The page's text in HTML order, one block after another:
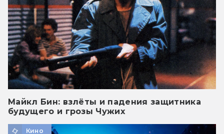
Майкл Бин: взлёты и падения защитника
будущего и грозы Чужих
Кино